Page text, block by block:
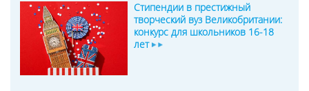
Стипендии в престижный
творческий вуз Великобритании:
конкурс для школьников 16-18
лет